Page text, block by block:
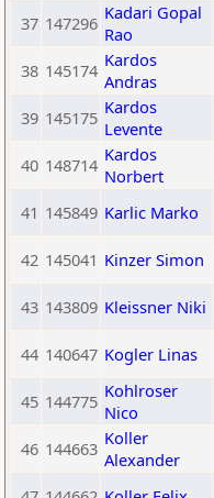
37 147296 Kadari Gopal
Rao
38 145174 Kardos
Andras
39 145175 Kardos
Levente
40 148714 Kardos
Norbert
41 145849 Karlic Marko
42 145041 Kinzer Simon
43 143809 Kleissner Niki
44 140647 Kogler Linas
45 144775 Kohlroser
Nico
46 144663 Koller
Alexander